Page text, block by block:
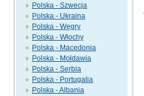
Polska - Szwecja
Polska - Ukraina
Polska - Węgry
Polska - Włochy
Polska - Macedonia
Polska - Mołdawia
Polska - Serbia
Polska - Portugalia
Polska - Albania